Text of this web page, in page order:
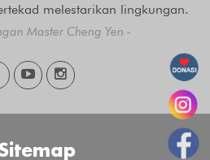
melestarikan lingkungan.
Master Cheng Yen -